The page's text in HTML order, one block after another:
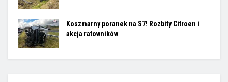
Koszmarny poranek na S7! Rozbity Citroen i
akcja ratowników